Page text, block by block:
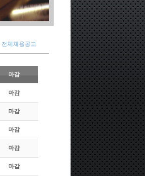
전체채용공고
마감
마감
마감
마감
마감
마감